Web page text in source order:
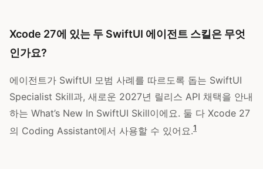
Xcode 27에 있는 두 SwiftUI 에이전트 스킬은 무엇
인가요?
에이전트가 SwiftUI 모범 사례를 따르도록 돕는 SwiftUI
Specialist Skill과, 새로운 2027년 릴리스 API 채택을 안내
하는 What’s New In SwiftUI Skill이에요. 둘 다 Xcode 27
의 Coding Assistant에서 사용할 수 있어요.1